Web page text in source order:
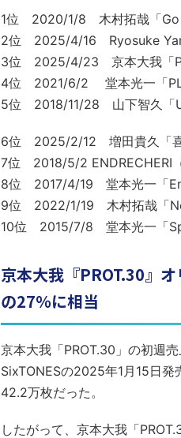
1位 2020/1/8 木村拓哉「
2位 2025/4/16 Ryosuke
3位 2025/4/23 京本大
4位 2021/6/2 堂本光一
5位 2018/11/28 山下智久
6位 2025/2/12 増田貴
7位 2018/5/2 ENDRECHERI
8位 2017/4/19 堂本光一「
9位 2022/1/19 木村拓哉「
10位 2015/7/8 堂本光
京本大我『PROT.30』
の27％に相当
京本大我「PROT.30」の初週
SixTONESの2025年1月15日
42.2万枚だった。
したがって、京本大我「